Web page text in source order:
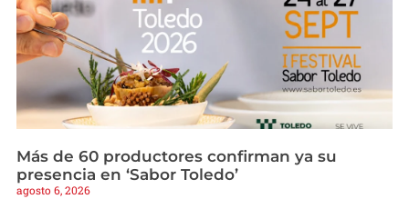
Más de 60 productores confirman ya su
presencia en ‘Sabor Toledo’
agosto 6, 2026